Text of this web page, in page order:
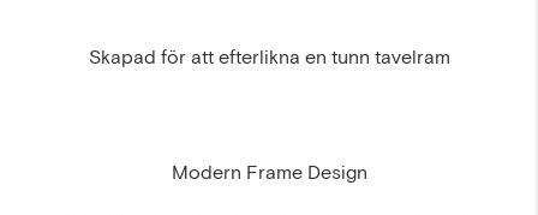
Skapad för att efterlikna en tunn tavelram
Modern Frame Design